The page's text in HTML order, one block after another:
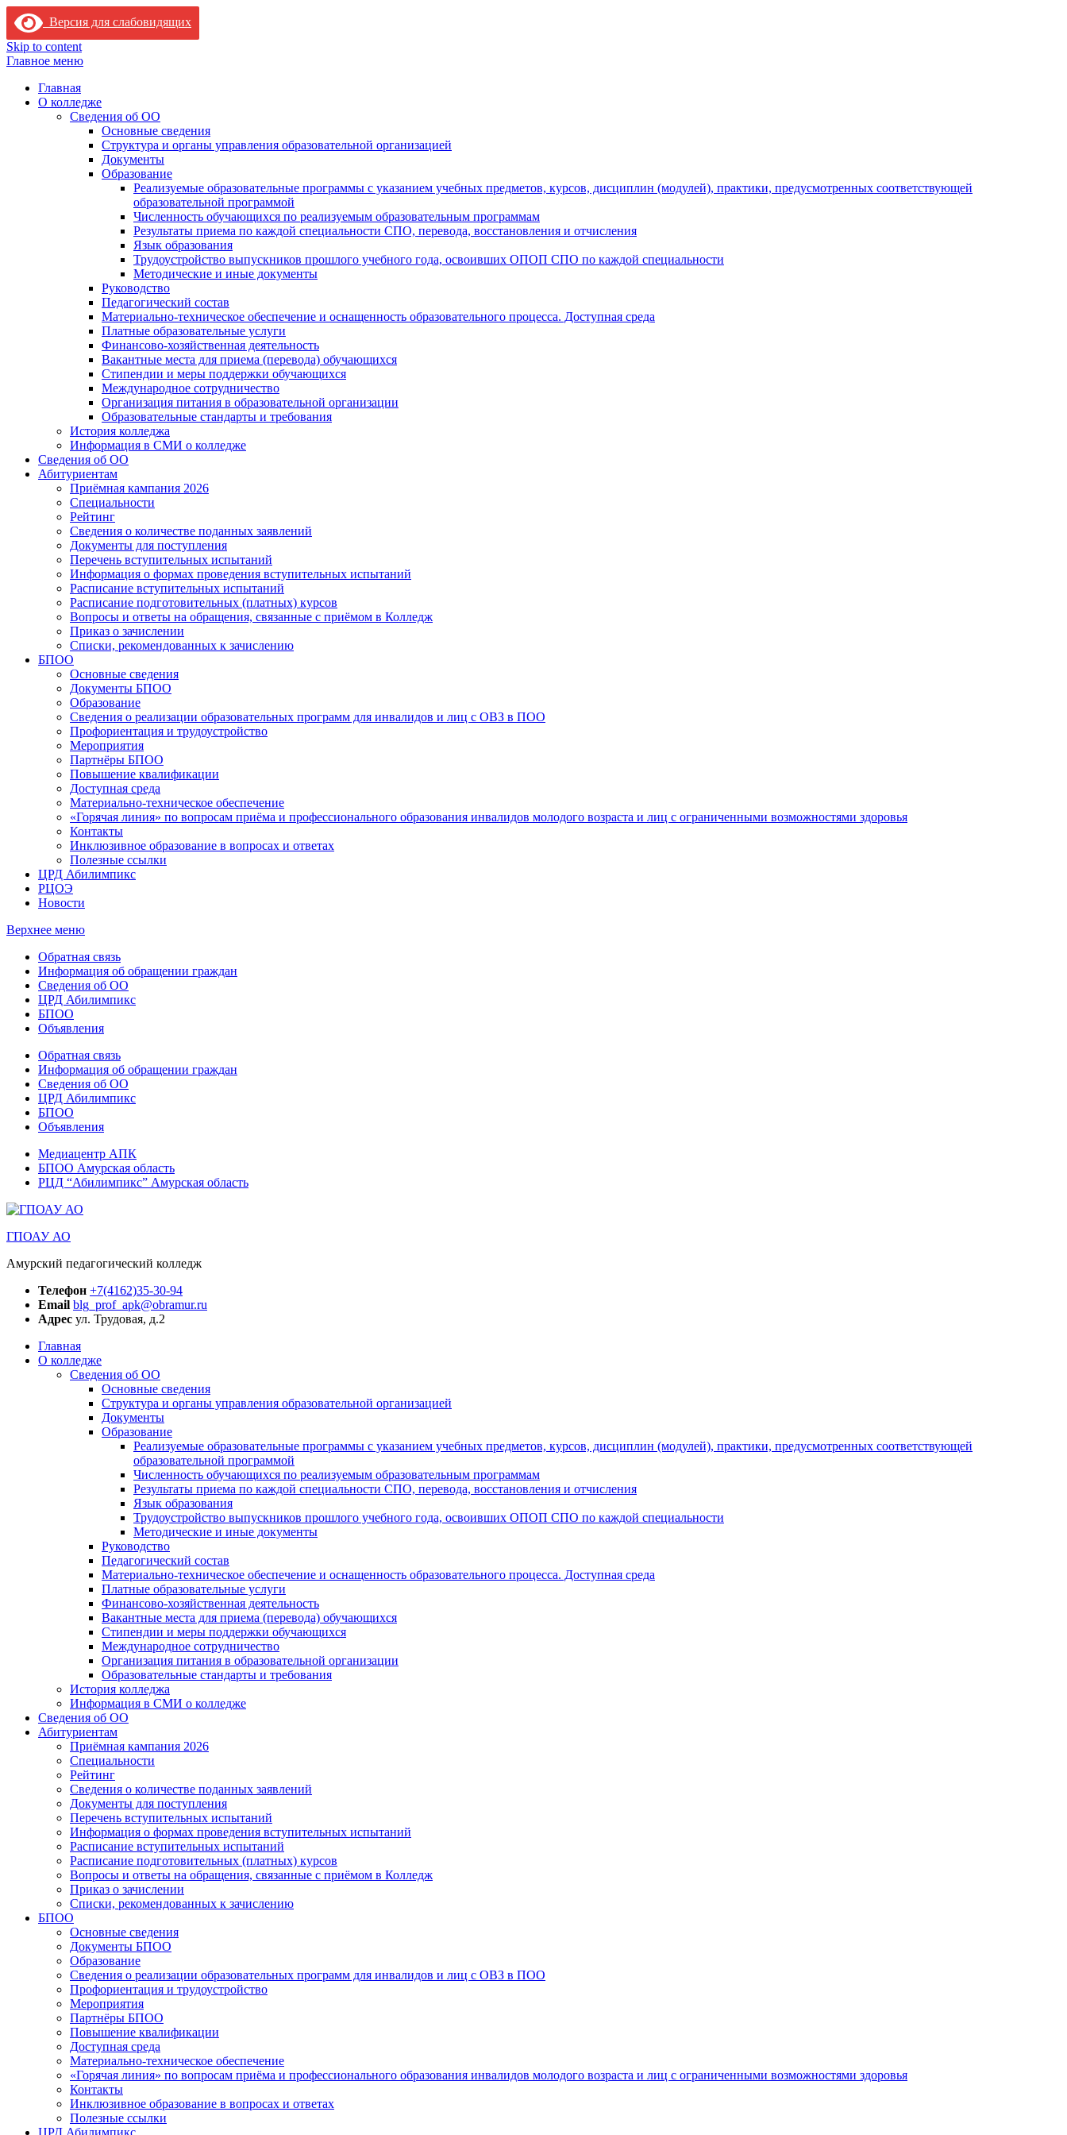
Версия для слабовидящих
Skip to content
Главное меню
Главная
О колледже
Сведения об ОО
Основные сведения
Структура и органы управления образовательной организацией
Документы
Образование
Реализуемые образовательные программы с указанием учебных предметов, курсов, дисциплин (модулей), практики, предусмотренных соответствующей
образовательной программой
Численность обучающихся по реализуемым образовательным программам
Результаты приема по каждой специальности СПО, перевода, восстановления и отчисления
Язык образования
Трудоустройство выпускников прошлого учебного года, освоивших ОПОП СПО по каждой специальности
Методические и иные документы
Руководство
Педагогический состав
Материально-техническое обеспечение и оснащенность образовательного процесса. Доступная среда
Платные образовательные услуги
Финансово-хозяйственная деятельность
Вакантные места для приема (перевода) обучающихся
Стипендии и меры поддержки обучающихся
Международное сотрудничество
Организация питания в образовательной организации
Образовательные стандарты и требования
История колледжа
Информация в СМИ о колледже
Сведения об ОО
Абитуриентам
Приёмная кампания 2026
Специальности
Рейтинг
Сведения о количестве поданных заявлений
Документы для поступления
Перечень вступительных испытаний
Информация о формах проведения вступительных испытаний
Расписание вступительных испытаний
Расписание подготовительных (платных) курсов
Вопросы и ответы на обращения, связанные с приёмом в Колледж
Приказ о зачислении
Списки, рекомендованных к зачислению
БПОО
Основные сведения
Документы БПОО
Образование
Сведения о реализации образовательных программ для инвалидов и лиц с ОВЗ в ПОО
Профориентация и трудоустройство
Мероприятия
Партнёры БПОО
Повышение квалификации
Доступная среда
Материально-техническое обеспечение
«Горячая линия» по вопросам приёма и профессионального образования инвалидов молодого возраста и лиц с ограниченными возможностями здоровья
Контакты
Инклюзивное образование в вопросах и ответах
Полезные ссылки
ЦРД Абилимпикс
РЦОЭ
Новости
Верхнее меню
Обратная связь
Информация об обращении граждан
Сведения об ОО
ЦРД Абилимпикс
БПОО
Объявления
Обратная связь
Информация об обращении граждан
Сведения об ОО
ЦРД Абилимпикс
БПОО
Объявления
Медиацентр АПК
БПОО Амурская область
РЦД “Абилимпикс” Амурская область
ГПОАУ АО
Амурский педагогический колледж
Телефон +7(4162)35-30-94
Email blg_prof_apk@obramur.ru
Адрес ул. Трудовая, д.2
Главная
О колледже
Сведения об ОО
Основные сведения
Структура и органы управления образовательной организацией
Документы
Образование
Реализуемые образовательные программы с указанием учебных предметов, курсов, дисциплин (модулей), практики, предусмотренных соответствующей
образовательной программой
Численность обучающихся по реализуемым образовательным программам
Результаты приема по каждой специальности СПО, перевода, восстановления и отчисления
Язык образования
Трудоустройство выпускников прошлого учебного года, освоивших ОПОП СПО по каждой специальности
Методические и иные документы
Руководство
Педагогический состав
Материально-техническое обеспечение и оснащенность образовательного процесса. Доступная среда
Платные образовательные услуги
Финансово-хозяйственная деятельность
Вакантные места для приема (перевода) обучающихся
Стипендии и меры поддержки обучающихся
Международное сотрудничество
Организация питания в образовательной организации
Образовательные стандарты и требования
История колледжа
Информация в СМИ о колледже
Сведения об ОО
Абитуриентам
Приёмная кампания 2026
Специальности
Рейтинг
Сведения о количестве поданных заявлений
Документы для поступления
Перечень вступительных испытаний
Информация о формах проведения вступительных испытаний
Расписание вступительных испытаний
Расписание подготовительных (платных) курсов
Вопросы и ответы на обращения, связанные с приёмом в Колледж
Приказ о зачислении
Списки, рекомендованных к зачислению
БПОО
Основные сведения
Документы БПОО
Образование
Сведения о реализации образовательных программ для инвалидов и лиц с ОВЗ в ПОО
Профориентация и трудоустройство
Мероприятия
Партнёры БПОО
Повышение квалификации
Доступная среда
Материально-техническое обеспечение
«Горячая линия» по вопросам приёма и профессионального образования инвалидов молодого возраста и лиц с ограниченными возможностями здоровья
Контакты
Инклюзивное образование в вопросах и ответах
Полезные ссылки
ЦРД Абилимпикс